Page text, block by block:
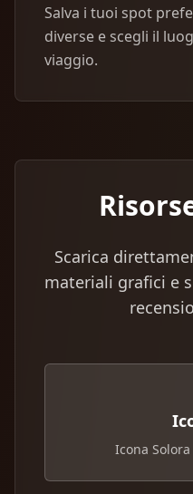
Salva i tuoi spot
diverse e scegli il
viaggio.
Scarica
materiali grafici e
Icona